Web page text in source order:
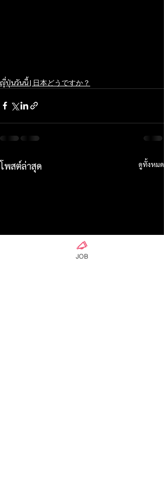
ญี่ปุ่นวันนี้ | 日本どうですか？
โพสต์ล่าสุด ดูทั้งหมด
JOB